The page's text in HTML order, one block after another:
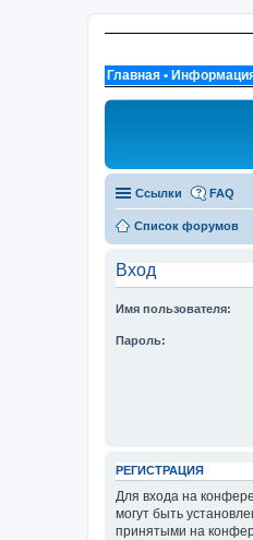
Главная •
Ссылки FAQ
Список форумов
Вход
Имя пользователя:
Пароль:
РЕГИСТРАЦИЯ
Для входа на
могут быть
принятыми на